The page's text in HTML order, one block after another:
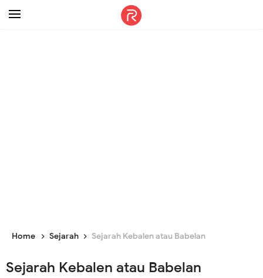
Home Sejarah Sejarah Kebalen atau Babelan
Sejarah Kebalen atau Babelan